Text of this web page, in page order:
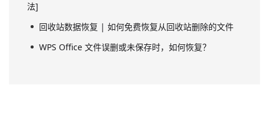
法]
回收站数据恢复 | 如何免费恢复从回收站删除的文件
WPS Office 文件误删或未保存时，如何恢复？